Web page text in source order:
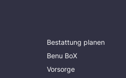
Bestattung planen
Benu BoX
Vorsorge